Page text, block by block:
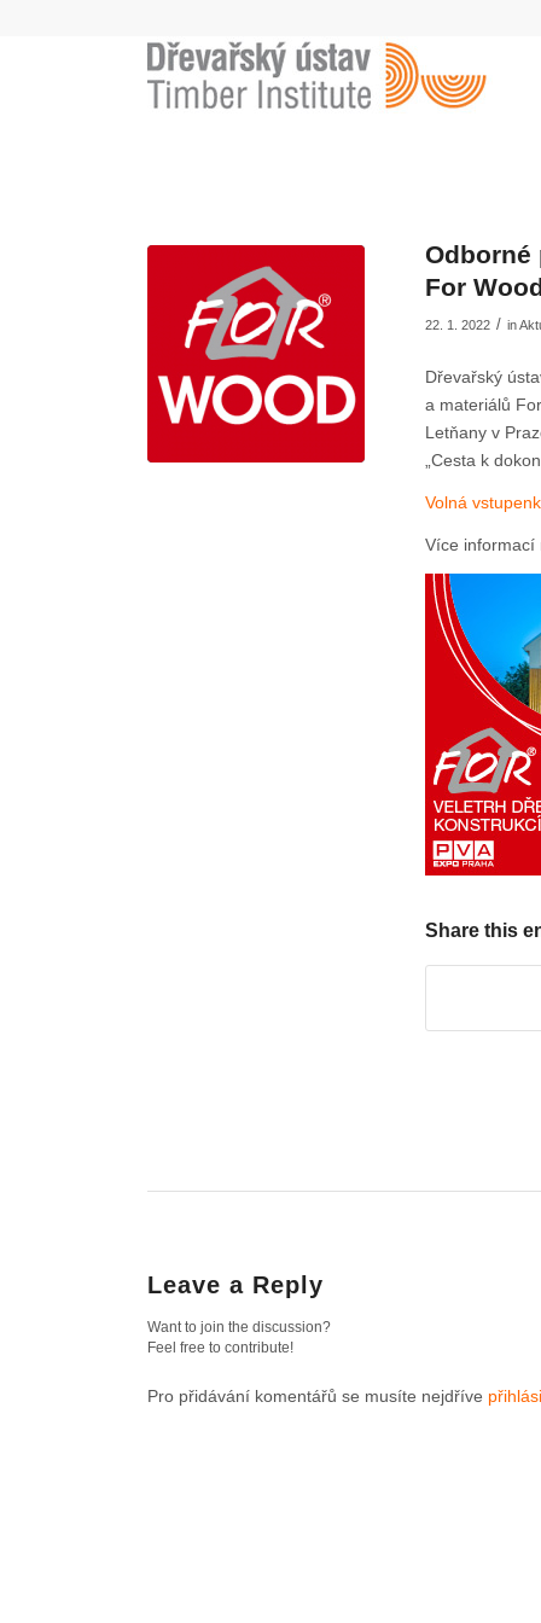
Odborné
For
22. 1. 2022 / in
Dřevařský
a materiálů
Letňany v
„Cesta k
Volná
Více informací
Share this
Leave a Reply
Want to join the discussion?
Feel free to contribute!
Pro přidávání komentářů se musíte nejdříve